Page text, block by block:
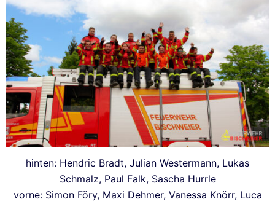
hinten: Hendric Bradt, Julian Westermann, Lukas
Schmalz, Paul Falk, Sascha Hurrle
vorne: Simon Föry, Maxi Dehmer, Vanessa Knörr, Luca